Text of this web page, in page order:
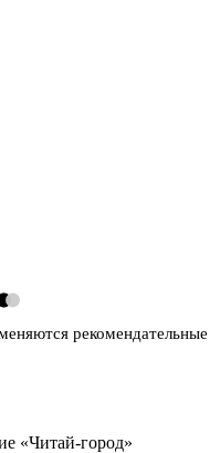
рекомендательные
«Читай-город»